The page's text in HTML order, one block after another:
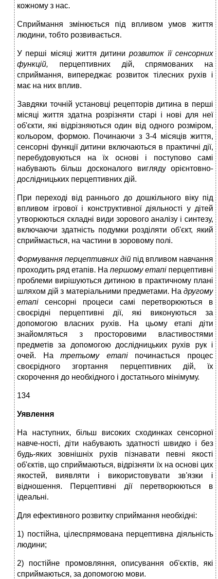
кожному з нас.
Сприймання змінюється під впливом умов життя
людини, тобто розвивається.
У перші місяці життя дитинирозвиток її сенсорних
функцій, перцептивних дій, спрямованих на
сприймання, випереджає розвиток тілесних рухів і
має на них вплив.
Завдяки точній установці рецепторів дитина в перші
місяці життя здатна розрізняти старі і нові для неї
об'єкти, які відрізняються один від одного розміром,
кольором, формою. Починаючи з 3-4 місяців життя,
сенсорні функції дитини включаються в практичні дії,
перебудовуються на їх основі і поступово самі
набувають більш досконалого вигляду орієнтовно-
дослідницьких перцептивних дій.
При переході від раннього до дошкільного віку під
впливом ігрової і конструктивної діяльності у дітей
утворюються складні види зорового аналізу і синтезу,
включаючи здатність подумки розділяти об'єкт, який
сприймається, на частини в зоровому полі.
Формування перцептивних дій під впливом навчання
проходить ряд етапів. На першому етапі перцептивні
проблеми вирішуються дитиною в практичному плані
шляхом дій з матеріальними предметами. На другому
етапісенсорні процеси самі перетворюються в
своєрідні перцептивні дії, які виконуються за
допомогою власних рухів. На цьому етапі діти
знайомляться з просторовими властивостями
предметів за допомогою дослідницьких рухів рук і
очей. Натретьому етапі починається процес
своєрідного згортання перцептивних дій, їх
скорочення до необхідного і достатнього мінімуму.
134
Уявлення
На наступних, більш високих сходинках сенсорної
навче-ності, діти набувають здатності швидко і без
будь-яких зовнішніх рухів пізнавати певні якості
об'єктів, що сприймаються, відрізняти їх на основі цих
якостей, виявляти і використовувати зв'язки і
відношення. Перцептивні дії перетворюються в
ідеальні.
Для ефективного розвитку сприймання необхідні:
1) постійна, цілеспрямована перцептивна діяльність
людини;
2) постійне промовляння, описування об'єктів, які
сприймаються, за допомогою мови.